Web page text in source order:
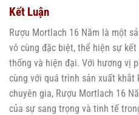
Kết Luận
Rượu Mortlach 16 Năm là một
vô cùng đặc biệt, thể hiện sự
thống và hiện đại. Với hương vị
cùng với quá trình sản xuất khắt
chuyên gia, Rượu Mortlach 16
của sự sang trọng và tinh tế